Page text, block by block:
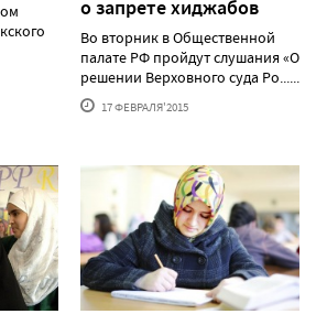
о запрете хиджабов
Во вторник в Общественной
палате РФ пройдут слушания «О
решении Верховного суда Ро......
17 ФЕВРАЛЯ'2015